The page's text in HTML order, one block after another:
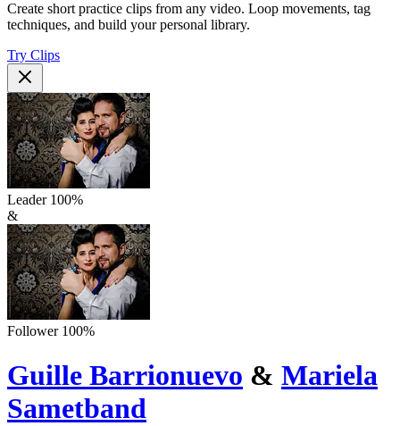
Create short practice clips from any video. Loop movements, tag
techniques, and build your personal library.
Try Clips
Leader 100%
&
Follower 100%
Guille Barrionuevo & Mariela
Sametband